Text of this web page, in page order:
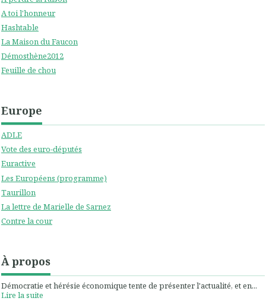
A toi l'honneur
Hashtable
La Maison du Faucon
Démosthène2012
Feuille de chou
Europe
ADLE
Vote des euro-députés
Euractive
Les Européens (programme)
Taurillon
La lettre de Marielle de Sarnez
Contre la cour
À propos
Démocratie et hérésie économique tente de présenter l'actualité, et en...
Lire la suite